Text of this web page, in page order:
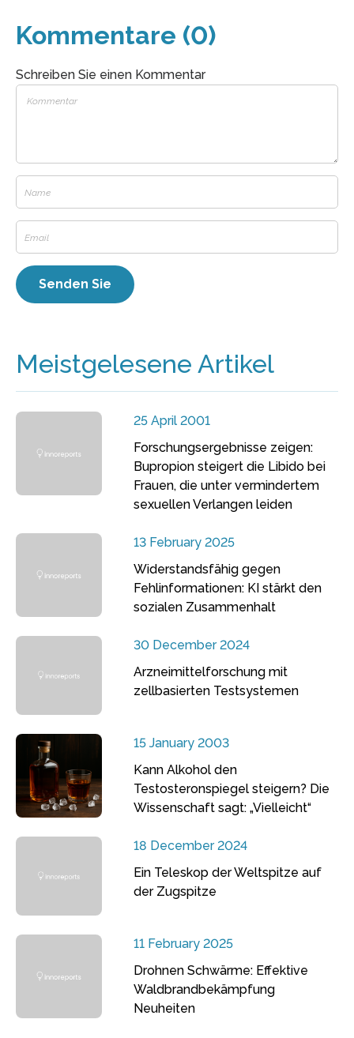
Kommentare (0)
Schreiben Sie einen Kommentar
Meistgelesene Artikel
25 April 2001
Forschungsergebnisse zeigen:
Bupropion steigert die Libido bei
Frauen, die unter vermindertem
sexuellen Verlangen leiden
13 February 2025
Widerstandsfähig gegen
Fehlinformationen: KI stärkt den
sozialen Zusammenhalt
30 December 2024
Arzneimittelforschung mit
zellbasierten Testsystemen
15 January 2003
Kann Alkohol den
Testosteronspiegel steigern? Die
Wissenschaft sagt: „Vielleicht“
18 December 2024
Ein Teleskop der Weltspitze auf
der Zugspitze
11 February 2025
Drohnen Schwärme: Effektive
Waldbrandbekämpfung
Neuheiten